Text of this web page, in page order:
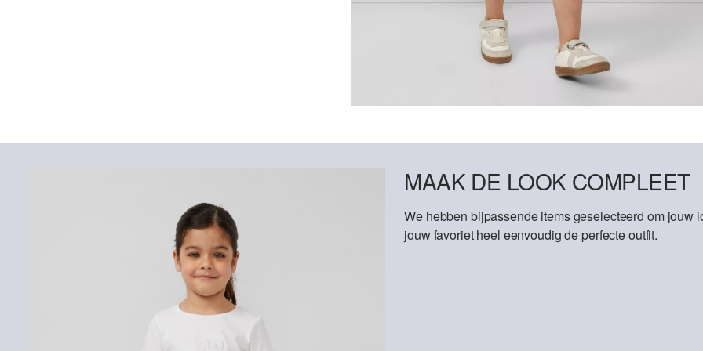
MAAK DE LOOK COMPLEET
We hebben bijpassende items geselecteerd om jouw
jouw favoriet heel eenvoudig de perfecte outfit.